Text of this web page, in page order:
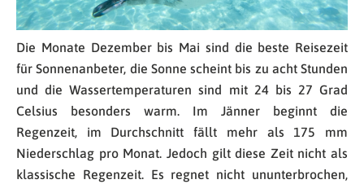
Die Monate Dezember bis Mai sind die beste Reisezeit
für Sonnenanbeter, die Sonne scheint bis zu acht Stunden
und die Wassertemperaturen sind mit 24 bis 27 Grad
Celsius besonders warm. Im Jänner beginnt die
Regenzeit, im Durchschnitt fällt mehr als 175 mm
Niederschlag pro Monat. Jedoch gilt diese Zeit nicht als
klassische Regenzeit. Es regnet nicht ununterbrochen,